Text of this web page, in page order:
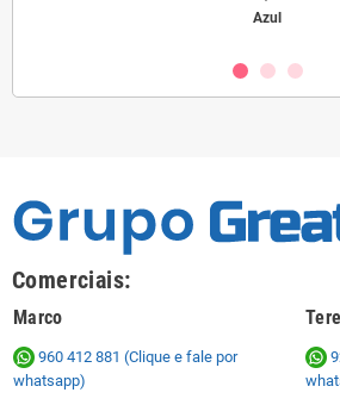
Azul
Comerciais:
Marco
960 412 881 (Clique e fale por
whatsapp)